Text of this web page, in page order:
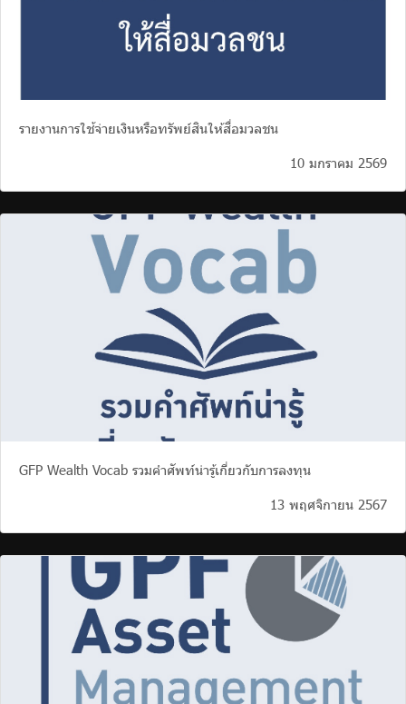
รายงานการใช้จ่ายเงินหรือทรัพย์สินให้สื่อมวลชน
10 มกราคม 2569
GFP Wealth Vocab รวมคำศัพท์น่ารู้เกี่ยวกับการลงทุน
13 พฤศจิกายน 2567